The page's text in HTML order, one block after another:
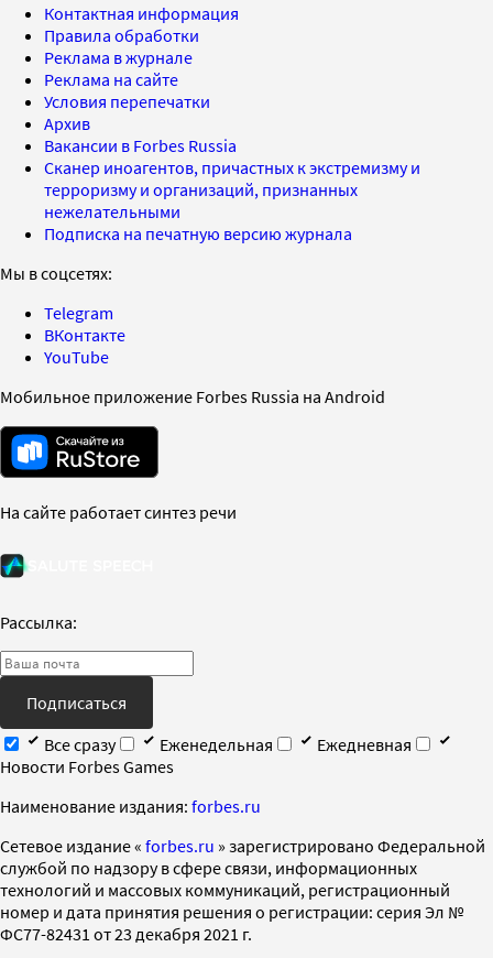
Контактная информация
Правила обработки
Реклама в журнале
Реклама на сайте
Условия перепечатки
Архив
Вакансии в Forbes Russia
Сканер иноагентов, причастных к экстремизму и
терроризму и организаций, признанных
нежелательными
Подписка на печатную версию журнала
Мы в соцсетях:
Telegram
ВКонтакте
YouTube
Мобильное приложение Forbes Russia на Android
На сайте работает синтез речи
Рассылка:
Подписаться
Все сразу
Еженедельная
Ежедневная
Новости Forbes Games
Наименование издания: forbes.ru
Cетевое издание « forbes.ru » зарегистрировано Федеральной
службой по надзору в сфере связи, информационных
технологий и массовых коммуникаций, регистрационный
номер и дата принятия решения о регистрации: серия Эл №
ФС77-82431 от 23 декабря 2021 г.